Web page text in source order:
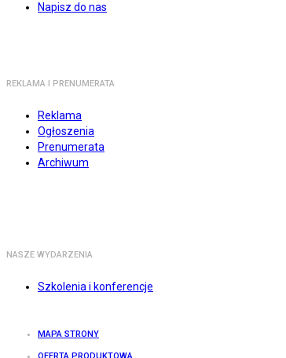
Napisz do nas
REKLAMA I PRENUMERATA
Reklama
Ogłoszenia
Prenumerata
Archiwum
NASZE WYDARZENIA
Szkolenia i konferencje
MAPA STRONY